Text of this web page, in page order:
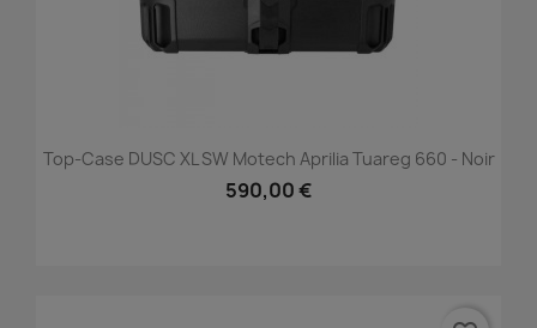
Top-Case DUSC XL SW Motech Aprilia Tuareg 660 - Noir
590,00 €